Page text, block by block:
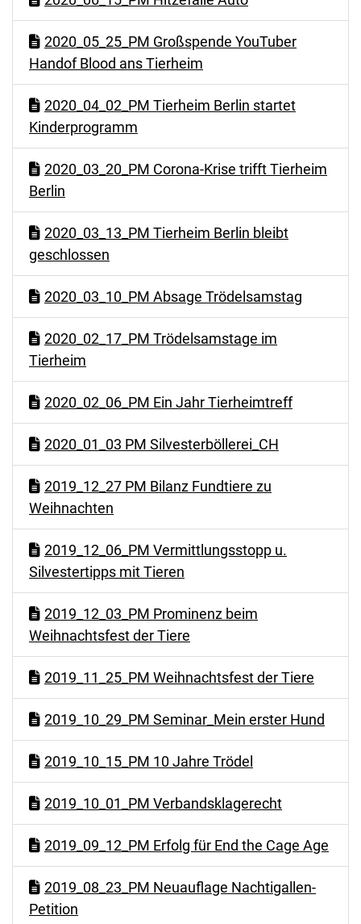
2020_05_25_PM Großspende YouTuber
Handof Blood ans Tierheim
2020_04_02_PM Tierheim Berlin startet
Kinderprogramm
2020_03_20_PM Corona-Krise trifft Tierheim
Berlin
2020_03_13_PM Tierheim Berlin bleibt
geschlossen
2020_03_10_PM Absage Trödelsamstag
2020_02_17_PM Trödelsamstage im
Tierheim
2020_02_06_PM Ein Jahr Tierheimtreff
2020_01_03 PM Silvesterböllerei_CH
2019_12_27 PM Bilanz Fundtiere zu
Weihnachten
2019_12_06_PM Vermittlungsstopp u.
Silvestertipps mit Tieren
2019_12_03_PM Prominenz beim
Weihnachtsfest der Tiere
2019_11_25_PM Weihnachtsfest der Tiere
2019_10_29_PM Seminar_Mein erster Hund
2019_10_15_PM 10 Jahre Trödel
2019_10_01_PM Verbandsklagerecht
2019_09_12_PM Erfolg für End the Cage Age
2019_08_23_PM Neuauflage Nachtigallen-
Petition